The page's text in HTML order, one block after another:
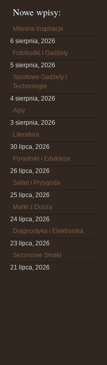
Nowe wpisy:
Miłosne Inspiracje
6 sierpnia, 2026
Fotobudki i Gadżety
5 sierpnia, 2026
Sportowe Gadżety i
Technologie
4 sierpnia, 2026
Alpy
3 sierpnia, 2026
Literatura
30 lipca, 2026
Poradniki i Edukacja
26 lipca, 2026
Safari i Przygoda
25 lipca, 2026
Marki z Duszą
24 lipca, 2026
Diagnostyka i Elektronika
23 lipca, 2026
Sezonowe Smaki
21 lipca, 2026